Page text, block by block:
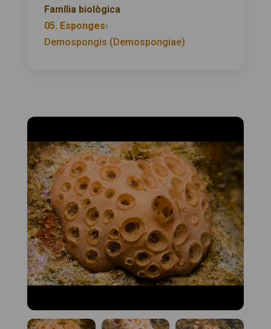
Família biològica
05. Esponges›
Demospongis (Demospongiae)